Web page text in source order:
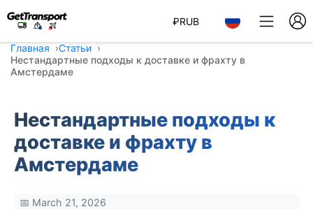
₽RUB
Главная
Статьи
Нестандартные подходы к доставке и фрахту в
Амстердаме
Нестандартные подходы к
доставке и фрахту в
Амстердаме
📅 March 21, 2026